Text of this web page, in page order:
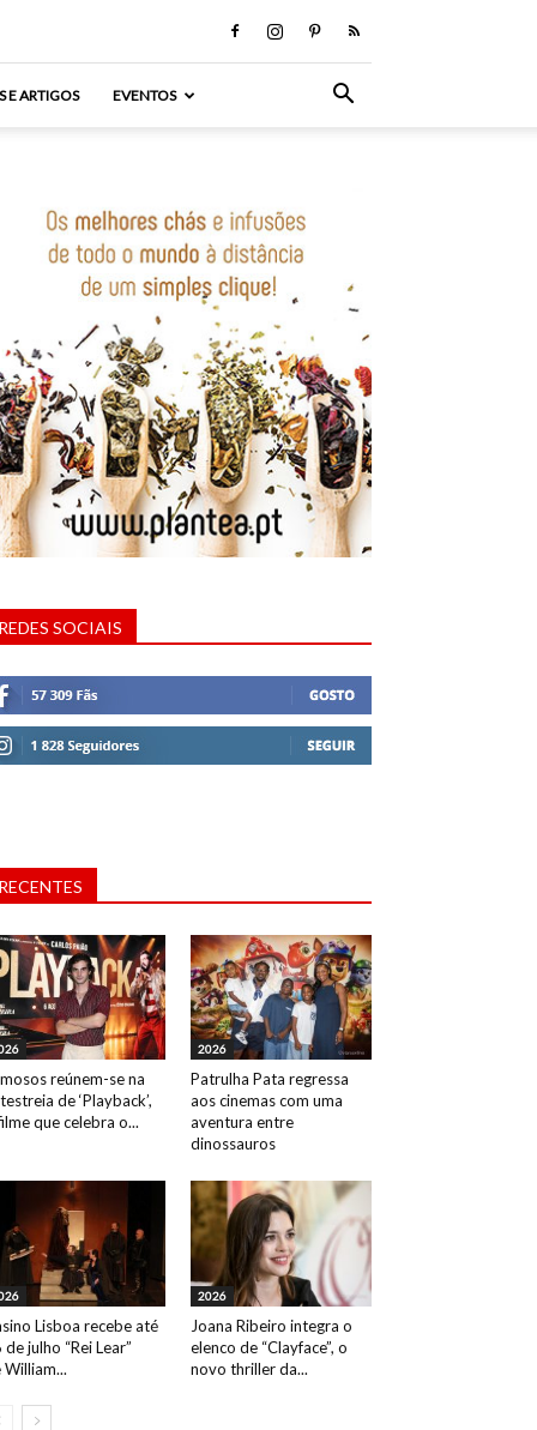
E ARTIGOS EVENTOS
SOCIAIS
reúnem-se na
de ‘Playback’,
que celebra o...
2026
Patrulha Pata regressa
aos cinemas com uma
aventura entre
dinossauros
Lisboa recebe até
de julho “Rei Lear”
William...
2026
Joana Ribeiro integra o
elenco de “Clayface”, o
novo thriller da...